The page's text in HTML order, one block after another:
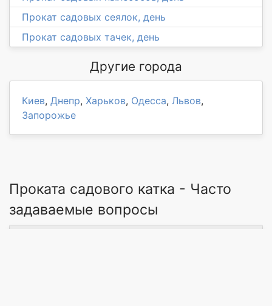
Прокат садовых сеялок, день
Прокат садовых тачек, день
Другие города
Киев, Днепр, Харьков, Одесса, Львов,
Запорожье
Проката садового катка - Часто
задаваемые вопросы